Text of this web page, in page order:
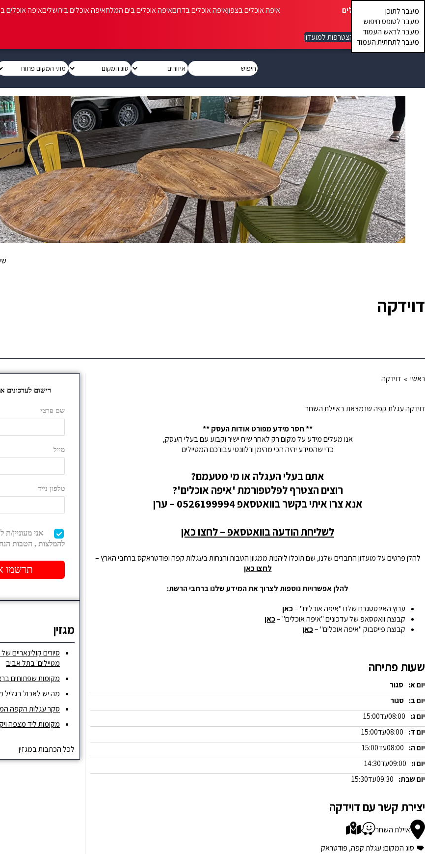
מעבר לתוכן
מעבר לטופס חיפוש
מעבר לראש העמוד
מעבר לתחתית העמוד
איפה אוכלים איפה אוכלים בצפוןאיפה אוכלים בדרוםאיפה אוכלים בים המלחאיפה אוכלים בירושליםאיפה אוכלים
הצטרפות למועדון
דוידקה
ראשי » דוידקה
דוידקה עגלת קפה שנמצאת באיילת השחר
** חסר מידע מפורט אודות העסק **
אנו מעלים מידע על מקום רק לאחר שיח ישיר וקבוע עם בעלי העסק,
כדי שהמידע יהיה הכי מהימן ורלוונטי עבורכם המטיילים
אתם בעלי העגלה או מי מטעמם?
רוצים הצטרף לפלטפורמת 'איפה אוכלים'?
אנא צרו איתי בקשר בוואטסאפ 0526199994 – ערן
לשליחת הודעה בוואטסאפ – לחצו כאן
להלן פרטים על מועדון החברים שלנו, שם תוכלו ליהנות ממגוון הטבות והנחות בעגלות קפה ופודטראקס ברחבי הארץ –
לחצו כאן
להלן אפשרויות נוספות לצרוך את המידע שלנו ברחבי הרשת:
ערוץ האינסטגרם שלנו "איפה אוכלים" –כאן
קבוצת וואטסאפ של עדכונים "איפה אוכלים" –כאן
קבוצת פייסבוק "איפה אוכלים" –כאן
שעות פתיחה
יום א: סגור
יום ב: סגור
יום ג: 08:00עד15:00
יום ד: 08:00עד15:00
יום ה: 08:00עד15:00
יום ו: 09:00עד14:30
יום שבת: 09:30עד15:30
יצירת קשר עם דוידקה
איילת השחר
סוג המקום: עגלת קפה, פודטראק
מגזין
סיורים קולינאריים
מטיילים' בתל אביב
מקומות שפתוחים
מה יש לאכול בגליל
סקר עגלות הקפה
מקומות ליד מצפה
לכל הכתבות במגזין